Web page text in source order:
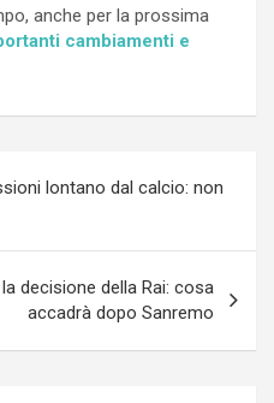
anche per la prossima
cambiamenti e
lontano dal calcio: non
decisione della Rai: cosa
accadrà dopo Sanremo